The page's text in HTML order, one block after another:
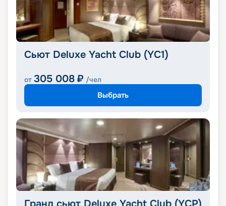
Сьют Deluxe Yacht Club (YC1)
от 305 008 ₽ /чел
Выбрать